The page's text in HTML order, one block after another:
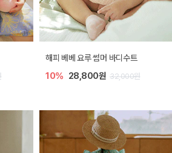
해피 베베 요루 썸머 바디수트
10% 28,800원 32,000원